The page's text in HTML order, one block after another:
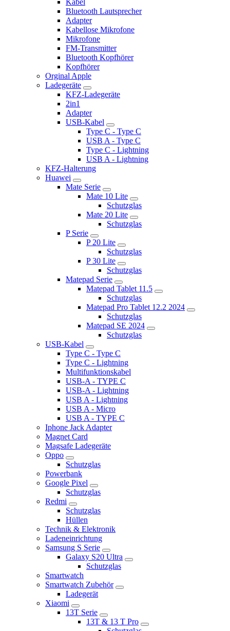
Kabel
Bluetooth Lautsprecher
Adapter
Kabellose Mikrofone
Mikrofone
FM-Transmitter
Bluetooth Kopfhörer
Kopfhörer
Orginal Apple
Ladegeräte
KFZ-Ladegeräte
2in1
Adapter
USB-Kabel
Type C - Type C
USB A - Type C
Type C - Lightning
USB A - Lightning
KFZ-Halterung
Huawei
Mate Serie
Mate 10 Lite
Schutzglas
Mate 20 Lite
Schutzglas
P Serie
P 20 Lite
Schutzglas
P 30 Lite
Schutzglas
Matepad Serie
Matepad Tablet 11.5
Schutzglas
Matepad Pro Tablet 12.2 2024
Schutzglas
Matepad SE 2024
Schutzglas
USB-Kabel
Type C - Type C
Type C - Lightning
Multifunktionskabel
USB-A - TYPE C
USB-A - Lightning
USB A - Lightning
USB A - Micro
USB A - TYPE C
Iphone Jack Adapter
Magnet Card
Magsafe Ladegeräte
Oppo
Schutzglas
Powerbank
Google Pixel
Schutzglas
Redmi
Schutzglas
Hüllen
Technik & Elektronik
Ladeneinrichtung
Samsung S Serie
Galaxy S20 Ultra
Schutzglas
Smartwatch
Smartwatch Zubehör
Ladegerät
Xiaomi
13T Serie
13T & 13 T Pro